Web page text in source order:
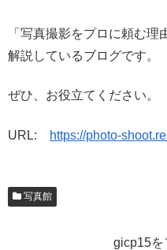
「写真撮影をプロに頼む理
解説しているブログです。
ぜひ、お役立てください。
URL: https://photo-
写真館
gicp15を